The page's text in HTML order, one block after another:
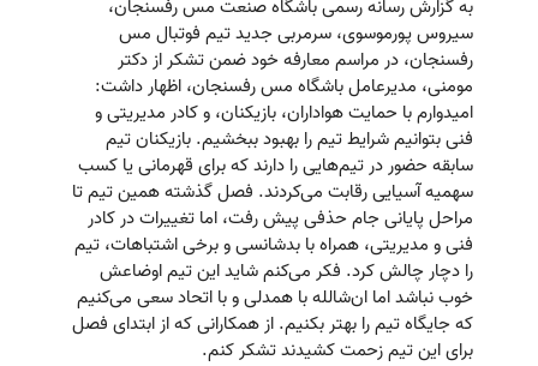
به گزارش رسانه رسمی باشگاه صنعت مس رفسنجان،
سیروس پورموسوی، سرمربی جدید تیم فوتبال مس
رفسنجان، در مراسم معارفه خود ضمن تشکر از دکتر
مومنی، مدیرعامل باشگاه مس رفسنجان، اظهار داشت:
امیدوارم با حمایت هواداران، بازیکنان، و کادر مدیریتی و
فنی بتوانیم شرایط تیم را بهبود ببخشیم. بازیکنان تیم
سابقه حضور در تیم‌هایی را دارند که برای قهرمانی یا کسب
سهمیه آسیایی رقابت می‌کردند. فصل گذشته همین تیم تا
مراحل پایانی جام حذفی پیش رفت، اما تغییرات در کادر
فنی و مدیریتی، همراه با بدشانسی و برخی اشتباهات، تیم
را دچار چالش کرد. فکر می‌کنم شاید این تیم اوضاعش
خوب نباشد اما ان‌شالله با همدلی و با اتحاد سعی می‌کنیم
که جایگاه تیم را بهتر بکنیم. از همکارانی که از ابتدای فصل‌
برای این تیم زحمت کشیدند تشکر کنم.